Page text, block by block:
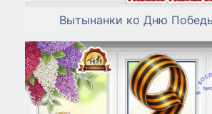
Вытынанки ко Дню